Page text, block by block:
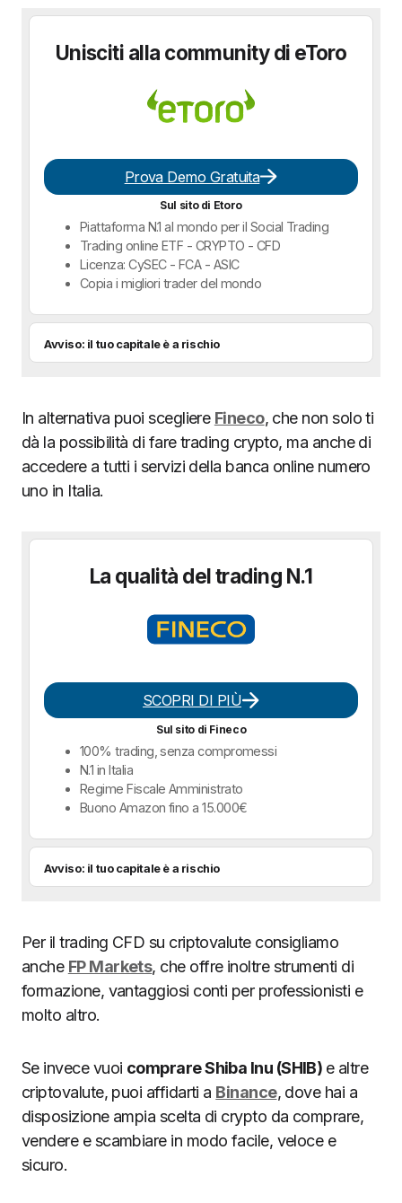
Unisciti alla community di eToro
Prova Demo Gratuita
Sul sito di Etoro
Piattaforma N.1 al mondo per il Social Trading
Trading online ETF - CRYPTO - CFD
Licenza: CySEC - FCA - ASIC
Copia i migliori trader del mondo
Avviso: il tuo capitale è a rischio
In alternativa puoi scegliere Fineco, che non solo ti
dà la possibilità di fare trading crypto, ma anche di
accedere a tutti i servizi della banca online numero
uno in Italia.
La qualità del trading N.1
SCOPRI DI PIÙ
Sul sito di Fineco
100% trading, senza compromessi
N.1 in Italia
Regime Fiscale Amministrato
Buono Amazon fino a 15.000€
Avviso: il tuo capitale è a rischio
Per il trading CFD su criptovalute consigliamo
anche FP Markets, che offre inoltre strumenti di
formazione, vantaggiosi conti per professionisti e
molto altro.
Se invece vuoi comprare Shiba Inu (SHIB) e altre
criptovalute, puoi affidarti a Binance, dove hai a
disposizione ampia scelta di crypto da comprare,
vendere e scambiare in modo facile, veloce e
sicuro.